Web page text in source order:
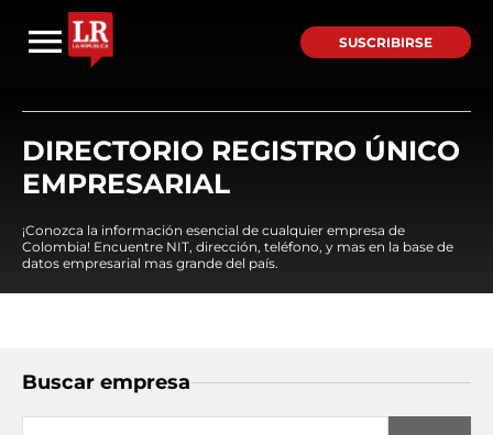
SUSCRIBIRSE
DIRECTORIO REGISTRO ÚNICO
EMPRESARIAL
¡Conozca la información esencial de cualquier empresa de
Colombia! Encuentre NIT, dirección, teléfono, y mas en la base de
datos empresarial mas grande del país.
Buscar empresa